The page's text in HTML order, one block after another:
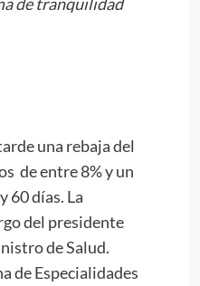
una rebaja del
de entre 8% y un
60 días. La
del presidente
de Salud.
de Especialidades